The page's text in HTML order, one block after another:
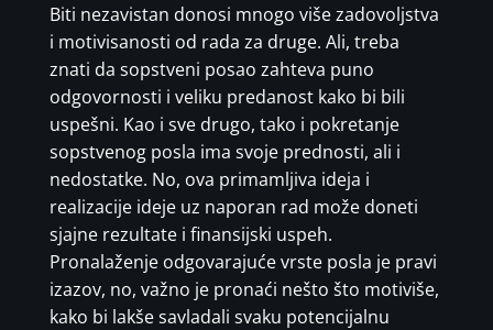
Biti nezavistan donosi mnogo više zadovoljstva
i motivisanosti od rada za druge. Ali, treba
znati da sopstveni posao zahteva puno
odgovornosti i veliku predanost kako bi bili
uspešni. Kao i sve drugo, tako i pokretanje
sopstvenog posla ima svoje prednosti, ali i
nedostatke. No, ova primamljiva ideja i
realizacije ideje uz naporan rad može doneti
sjajne rezultate i finansijski uspeh.
Pronalaženje odgovarajuće vrste posla je pravi
izazov, no, važno je pronaći nešto što motiviše,
kako bi lakše savladali svaku potencijalnu